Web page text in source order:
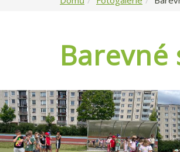
Barevné